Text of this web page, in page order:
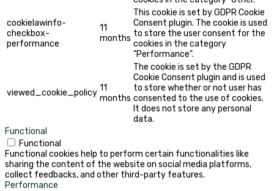
cookielawinfo-
checkbox-
performance
11
months
This cookie is set by GDPR Cookie
Consent plugin. The cookie is used
to store the user consent for the
cookies in the category
"Performance".
viewed_cookie_policy 11
months
The cookie is set by the GDPR
Cookie Consent plugin and is used
to store whether or not user has
consented to the use of cookies.
It does not store any personal
data.
Functional
Functional
Functional cookies help to perform certain functionalities like
sharing the content of the website on social media platforms,
collect feedbacks, and other third-party features.
Performance